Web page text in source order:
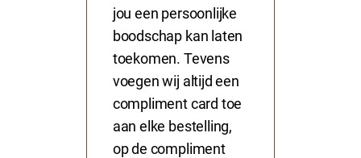
jou een persoonlijke
boodschap kan laten
toekomen. Tevens
voegen wij altijd een
compliment card toe
aan elke bestelling,
op de compliment